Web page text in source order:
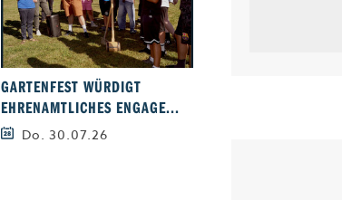
GARTENFEST WÜRDIGT
EHRENAMTLICHES ENGAGE...
Do. 30.07.26